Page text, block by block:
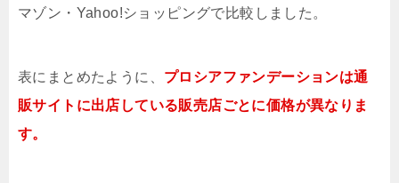
マゾン・Yahoo!ショッピングで比較しました。
表にまとめたように、 プロシアファンデーションは通
販サイトに出店している販売店ごとに価格が異なりま
す。